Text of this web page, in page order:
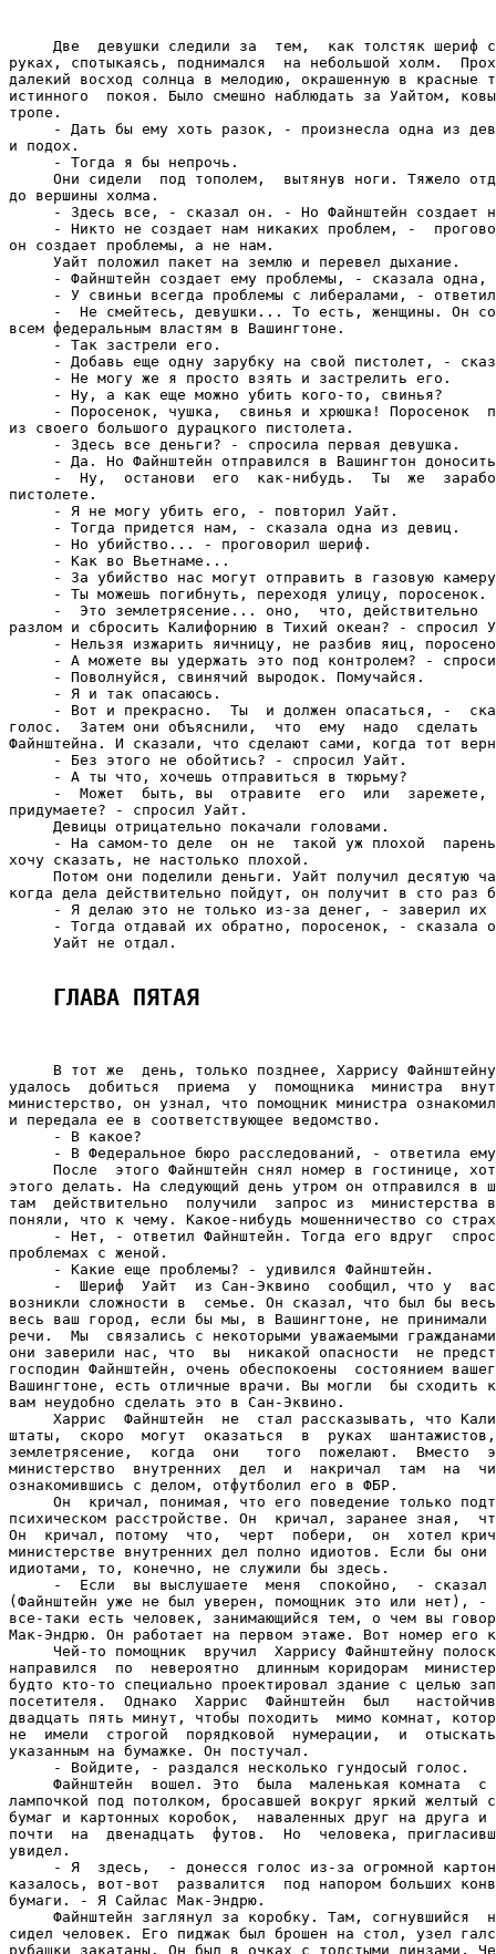
Две  девушки следили за  тем,  как толстяк шериф
руках, спотыкаясь, поднимался  на небольшой холм.
далекий восход солнца в мелодию, окрашенную в красные
истинного  покоя. Было смешно наблюдать за Уайтом,
тропе.
- Дать бы ему хоть разок, - произнесла одна из
и подох.
     - Тогда я бы непрочь.
Они сидели  под тополем,  вытянув ноги. Тяжело
до вершины холма.
- Здесь все, - сказал он. - Но Файнштейн создает
- Никто не создает нам никаких проблем, -
он создает проблемы, а не нам.
     Уайт положил пакет на землю и перевел дыхание.
- Файнштейн создает ему проблемы, - сказала одна,
- У свиньи всегда проблемы с либералами, -
-  Не смейтесь, девушки... То есть, женщины. Он
всем федеральным властям в Вашингтоне.
     - Так застрели его.
- Добавь еще одну зарубку на свой пистолет, -
     - Не могу же я просто взять и застрелить его.
     - Ну, а как еще можно убить кого-то, свинья?
- Поросенок, чушка,  свинья и хрюшка! Поросенок
из своего большого дурацкого пистолета.
     - Здесь все деньги? - спросила первая девушка.
- Да. Но Файнштейн отправился в Вашингтон
-  Ну,  останови  его  как-нибудь.  Ты  же
пистолете.
     - Я не могу убить его, - повторил Уайт.
     - Тогда придется нам, - сказала одна из девиц.
     - Но убийство... - проговорил шериф.
     - Как во Вьетнаме...
- За убийство нас могут отправить в газовую
     - Ты можешь погибнуть, переходя улицу, поросенок.
-  Это землетрясение... оно,  что, действительно
разлом и сбросить Калифорнию в Тихий океан? - спросил
- Нельзя изжарить яичницу, не разбив яиц,
- А можете вы удержать это под контролем? -
     - Поволнуйся, свинячий выродок. Помучайся.
     - Я и так опасаюсь.
- Вот и прекрасно.  Ты  и должен опасаться, -
голос.  Затем они объяснили,  что  ему  надо  сделать
Файнштейна. И сказали, что сделают сами, когда тот
     - Без этого не обойтись? - спросил Уайт.
     - А ты что, хочешь отправиться в тюрьму?
-  Может  быть, вы  отравите  его  или  зарежете,
придумаете? - спросил Уайт.
     Девицы отрицательно покачали головами.
- На самом-то деле  он не  такой уж плохой
хочу сказать, не настолько плохой.
Потом они поделили деньги. Уайт получил десятую
когда дела действительно пойдут, он получит в сто раз
- Я делаю это не только из-за денег, - заверил их
- Тогда отдавай их обратно, поросенок, - сказала
     Уайт не отдал.
ГЛАВА ПЯТАЯ